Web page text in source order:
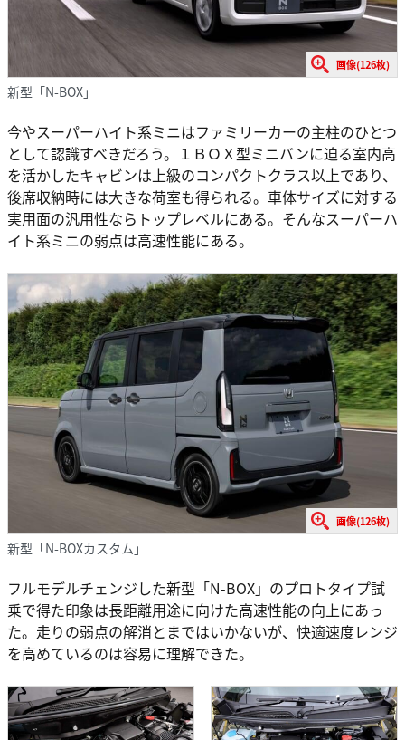
画像(126枚)
新型「N-BOX」
今やスーパーハイト系ミニはファミリーカーの主柱のひとつ
として認識すべきだろう。１ＢＯＸ型ミニバンに迫る室内高
を活かしたキャビンは上級のコンパクトクラス以上であり、
後席収納時には大きな荷室も得られる。車体サイズに対する
実用面の汎用性ならトップレベルにある。そんなスーパーハ
イト系ミニの弱点は高速性能にある。
画像(126枚)
新型「N-BOXカスタム」
フルモデルチェンジした新型「N-BOX」のプロトタイプ試
乗で得た印象は長距離用途に向けた高速性能の向上にあっ
た。走りの弱点の解消とまではいかないが、快適速度レンジ
を高めているのは容易に理解できた。